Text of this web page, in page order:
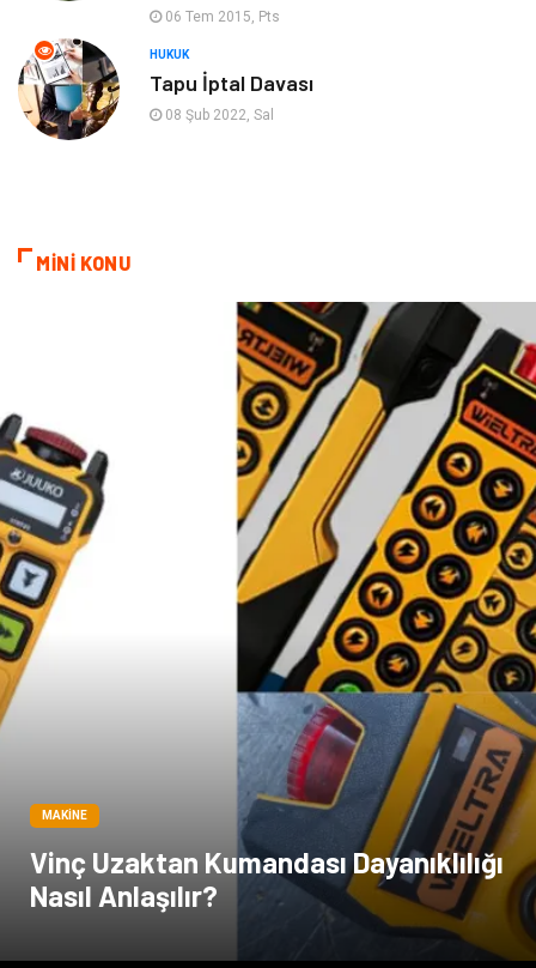
Cruise
Güzellik
06 Tem 2015, Pts
HUKUK
Tapu İptal Davası
08 Şub 2022, Sal
MİNİ KONU
MAKINE
Vinç Uzaktan Kumandası Dayanıklılığı
Nasıl Anlaşılır?